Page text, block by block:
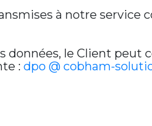
à notre service
le Client peut
: dpo @ cobham-